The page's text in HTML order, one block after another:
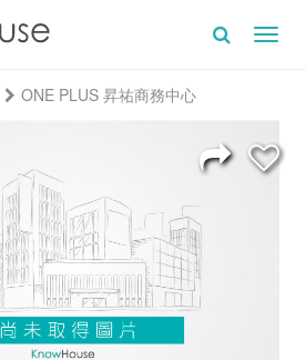
ONE PLUS 昇祐商務中心